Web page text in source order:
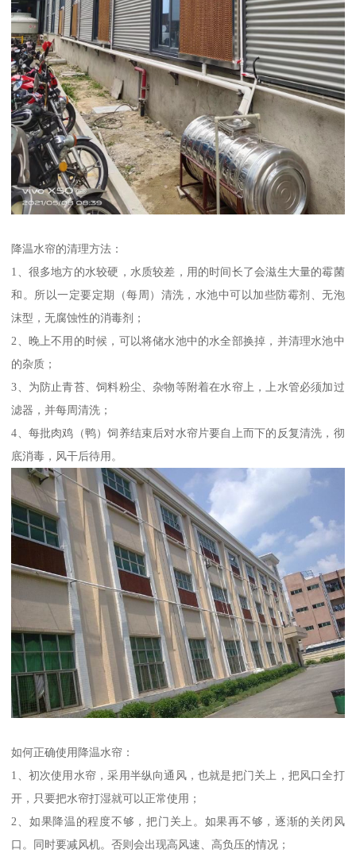
降温水帘的清理方法：
1、很多地方的水较硬，水质较差，用的时间长了会滋生大量的霉菌
和。所以一定要定期（每周）清洗，水池中可以加些防霉剂、无泡
沫型，无腐蚀性的消毒剂；
2、晚上不用的时候，可以将储水池中的水全部换掉，并清理水池中
的杂质；
3、为防止青苔、饲料粉尘、杂物等附着在水帘上，上水管必须加过
滤器，并每周清洗；
4、每批肉鸡（鸭）饲养结束后对水帘片要自上而下的反复清洗，彻
底消毒，风干后待用。
如何正确使用降温水帘：
1、初次使用水帘，采用半纵向通风，也就是把门关上，把风口全打
开，只要把水帘打湿就可以正常使用；
2、如果降温的程度不够，把门关上。如果再不够，逐渐的关闭风
口。同时要减风机。否则会出现高风速、高负压的情况；